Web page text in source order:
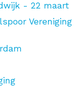
- 22 maart
Vereniging